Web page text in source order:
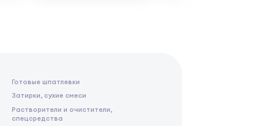
Готовые шпатлевки
Затирки, сухие смеси
Растворители и очистители,
спецсредства